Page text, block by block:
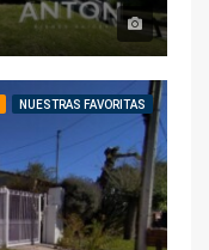
NUESTRAS FAVORITAS